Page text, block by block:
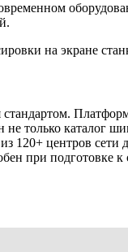
на экране
не только каталог
центров
при подготовке